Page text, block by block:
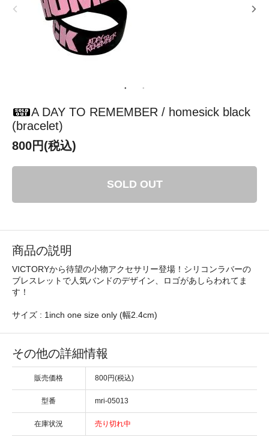
A DAY TO REMEMBER / homesick black
(bracelet)
800円(税込)
SOLD OUT
商品の説明
VICTORYから待望の小物アクセサリー登場！シリコンラバーの
ブレスレットで人気バンドのデザイン、ロゴがあしらわれてま
す！
サイズ : 1inch one size only (幅2.4cm)
その他の詳細情報
販売価格 800円(税込)
型番 mri-05013
在庫状況 売り切れ中